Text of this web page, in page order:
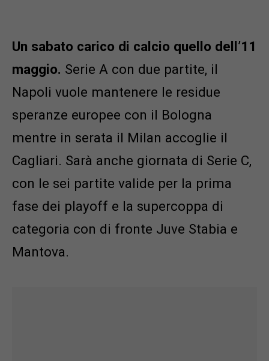
Un sabato carico di calcio quello dell’11
maggio. Serie A con due partite, il
Napoli vuole mantenere le residue
speranze europee con il Bologna
mentre in serata il Milan accoglie il
Cagliari. Sarà anche giornata di Serie C,
con le sei partite valide per la prima
fase dei playoff e la supercoppa di
categoria con di fronte Juve Stabia e
Mantova.